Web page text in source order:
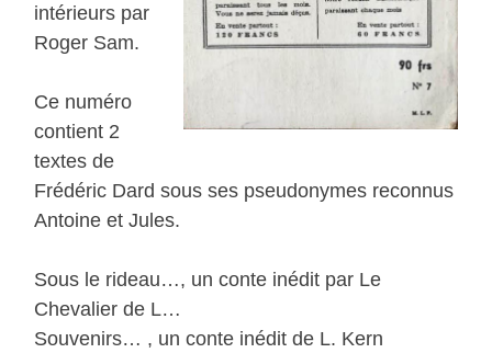
intérieurs par
Roger Sam.
Ce numéro
contient 2
textes de
Frédéric Dard sous ses pseudonymes reconnus
Antoine et Jules.
Sous le rideau…, un conte inédit par Le
Chevalier de L…
Souvenirs… , un conte inédit de L. Kern